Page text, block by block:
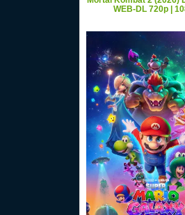
WEB-DL 720p |